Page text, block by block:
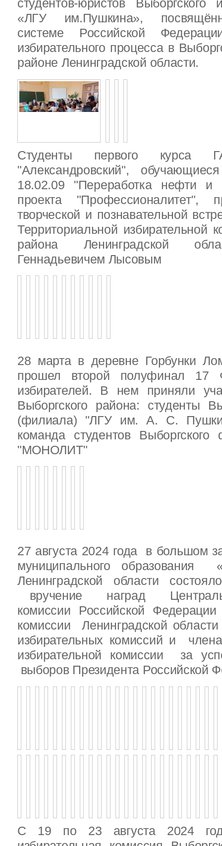
студентов-юристов Выборгского
«ЛГУ им.Пушкина»,
системе Российской
избирательного процесса в
районе Ленинградской области.
Студенты первого
"Александровский",
18.02.09 "Переработка нефти и
проекта "Профессионалитет",
творческой и познавательной
Территориальной избирательной
района Ленинградской
Геннадьевичем Лысовым
28 марта в деревне Горбунки
прошел второй полуфинал 17
избирателей. В нем приняли
Выборгского района: студенты
(филиала) "ЛГУ им. А. С.
команда студентов
"МОНОЛИТ"
27 августа 2024 года в большом
муниципального образования
Ленинградской области
вручение наград
комиссии Российской
комиссии Ленинградской
избирательных комиссий и
избирательной комиссии за
выборов Президента Российской
С 19 по 23 августа 2024